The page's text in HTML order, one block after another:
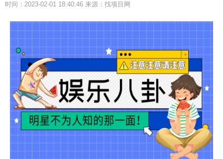
时间：2023-02-01 18:40:46 来源：找项目网